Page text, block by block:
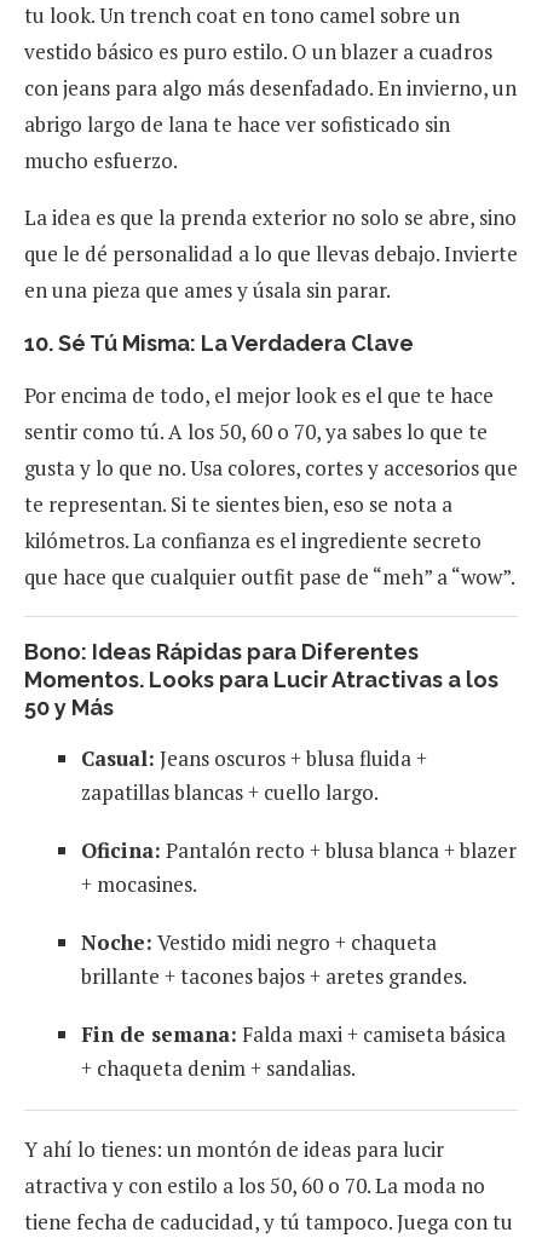
tu look. Un trench coat en tono camel sobre un
vestido básico es puro estilo. O un blazer a cuadros
con jeans para algo más desenfadado. En invierno, un
abrigo largo de lana te hace ver sofisticado sin
mucho esfuerzo.
La idea es que la prenda exterior no solo se abre, sino
que le dé personalidad a lo que llevas debajo. Invierte
en una pieza que ames y úsala sin parar.
10. Sé Tú Misma: La Verdadera Clave
Por encima de todo, el mejor look es el que te hace
sentir como tú. A los 50, 60 o 70, ya sabes lo que te
gusta y lo que no. Usa colores, cortes y accesorios que
te representan. Si te sientes bien, eso se nota a
kilómetros. La confianza es el ingrediente secreto
que hace que cualquier outfit pase de “meh” a “wow”.
Bono: Ideas Rápidas para Diferentes
Momentos. Looks para Lucir Atractivas a los
50 y Más
Casual: Jeans oscuros + blusa fluida +
zapatillas blancas + cuello largo.
Oficina: Pantalón recto + blusa blanca + blazer
+ mocasines.
Noche: Vestido midi negro + chaqueta
brillante + tacones bajos + aretes grandes.
Fin de semana: Falda maxi + camiseta básica
+ chaqueta denim + sandalias.
Y ahí lo tienes: un montón de ideas para lucir
atractiva y con estilo a los 50, 60 o 70. La moda no
tiene fecha de caducidad, y tú tampoco. Juega con tu